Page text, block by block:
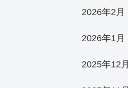
2026年2月
2026年1月
2025年12月